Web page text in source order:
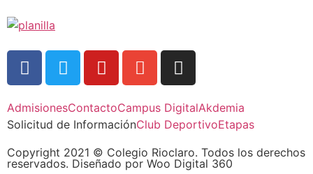
AdmisionesContactoCampus DigitalAkdemia
Solicitud de InformaciónClub DeportivoEtapas
Copyright 2021 © Colegio Rioclaro. Todos los derechos
reservados. Diseñado por Woo Digital 360